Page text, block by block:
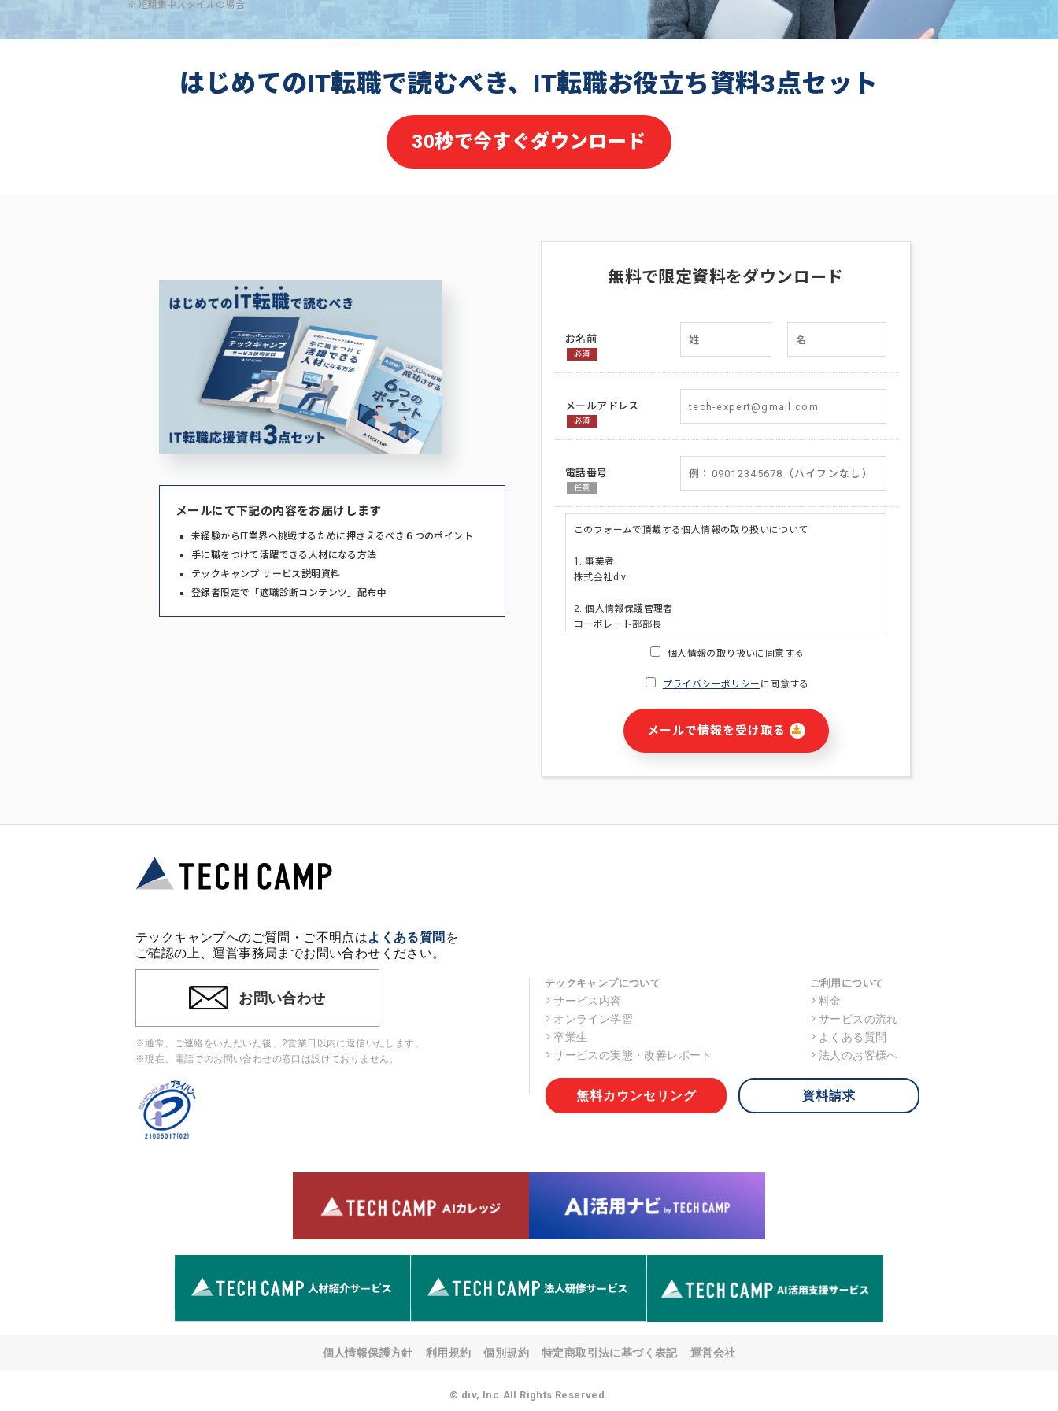
※短期集中スタイルの場合
はじめてのIT転職で読むべき、IT転職お役立ち資料3点セット
30秒で今すぐダウンロード
メールにて下記の内容をお届けします
未経験からIT業界へ挑戦するために押さえるべき６つのポイント
手に職をつけて活躍できる人材になる方法
テックキャンプ サービス説明資料
登録者限定で「適職診断コンテンツ」配布中
無料で限定資料をダウンロード
お名前
必須
メールアドレス
必須
電話番号
任意
このフォームで頂戴する個人情報の取り扱いについて
1. 事業者
株式会社div
2. 個人情報保護管理者
コーポレート部部長
・ご請求された資料の送付のため
・本サービス及び本サービスに関連する情報(当社及び第三者のサー
ビス又は商品等の広告配信・宣伝を含みますが、それらに限定されま
せん)の提供又はそれらに関する連絡のため
5. 個人情報取扱いの委託
当社は事業運営上、前項利用目的の範囲に限って個人情報を外部に委
託することがあります。この場合、個人情報保護水準の高い委託先を
選定し、個人情報の適正管理・機密保持についての契約を交わし、適
6. 個人情報の開示等の請求 ご本人様は、当社に対してご自身の個人
情報の開示等(利用目的の通知、開示、内容の訂正・追加・削除、利
す。ただし、申請が本人確認が不可能な場合や、個人情報保護法の定
す。 なお、アクセスログなどの個人情報以外の情報については、原則
【お問合せ窓口】
株式会社div 個人情報問合せ窓口
〒107-0052 東京都港区赤坂8-4-14 青山タワープレイス6階
メールアドレス:privacy_policy@di-v.co.jp
ご本人様が当社に個人情報を提供されるかどうかは任意によるもので
個人情報の取り扱いに同意する
プライバシーポリシー に同意する
メールで情報を受け取る
テックキャンプへのご質問・ご不明点はよくある質問 を
ご確認の上、運営事務局までお問い合わせください。
お問い合わせ
※通常、ご連絡をいただいた後、2営業日以内に返信いたします。
※現在、電話でのお問い合わせの窓口は設けておりません。
テックキャンプについて
サービス内容
オンライン学習
卒業生
サービスの実態・改善レポート
ご利用について
料金
サービスの流れ
よくある質問
法人のお客様へ
無料カウンセリング 資料請求
個人情報保護方針 利用規約 個別規約 特定商取引法に基づく表記 運営会社
© div, Inc.All Rights Reserved.